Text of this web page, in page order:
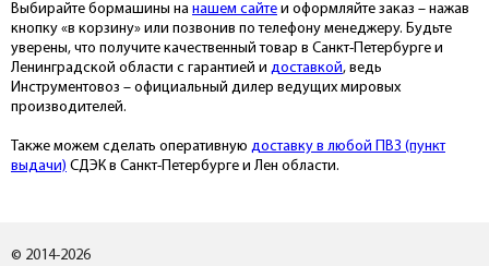
Выбирайте бормашины на нашем сайте и оформляйте заказ – нажав
кнопку «в корзину» или позвонив по телефону менеджеру. Будьте
уверены, что получите качественный товар в Санкт-Петербурге и
Ленинградской области с гарантией и доставкой, ведь
Инструментовоз – официальный дилер ведущих мировых
производителей.
Также можем сделать оперативную доставку в любой ПВЗ (пункт
выдачи) СДЭК в Санкт-Петербурге и Лен области.
© 2014-2026